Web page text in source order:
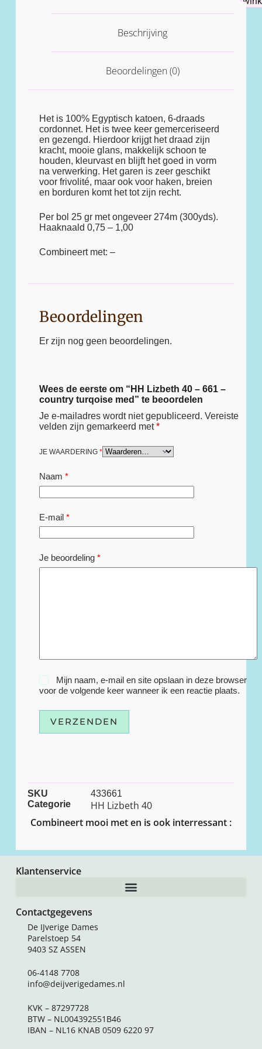
Beschrijving
Beoordelingen (0)
Het is 100% Egyptisch katoen, 6-draads
cordonnet. Het is twee keer gemerceriseerd
en gezengd. Hierdoor krijgt het draad zijn
kracht, mooie glans, makkelijk schoon te
houden, kleurvast en blijft het goed in vorm
na verwerking. Het garen is zeer geschikt
voor frivolité, maar ook voor haken, breien
en borduren komt het tot zijn recht.
Per bol 25 gr met ongeveer 274m (300yds).
Haaknaald 0,75 – 1,00
Combineert met: –
Beoordelingen
Er zijn nog geen beoordelingen.
Wees de eerste om “HH Lizbeth 40 – 661 –
country turqoise med” te beoordelen
Je e-mailadres wordt niet gepubliceerd. Vereiste
velden zijn gemarkeerd met*
JE WAARDERING *
Naam *
E-mail*
Je beoordeling *
Mijn naam, e-mail en site opslaan in deze browser
voor de volgende keer wanneer ik een reactie plaats.
VERZENDEN
SKU
433661
Categorie
HH Lizbeth 40
Combineert mooi met en is ook interressant :
Klantenservice
Contactgegevens
De IJverige Dames
Parelstoep 54
9403 SZ ASSEN
06-4148 7708
info@deijverigedames.nl
KVK – 87297728
BTW – NL004392551B46
IBAN – NL16 KNAB 0509 6220 97